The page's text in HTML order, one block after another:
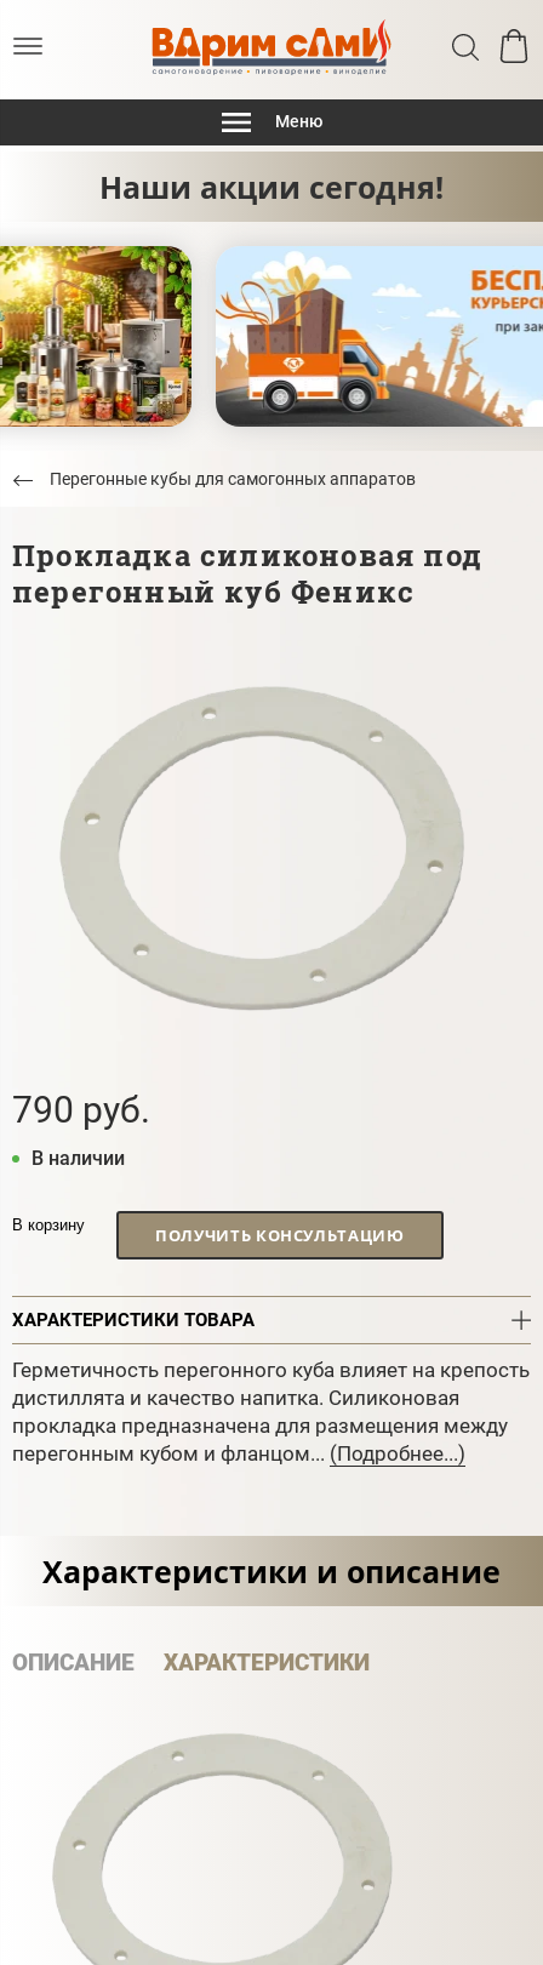
Меню
Наши акции сегодня!
Перегонные кубы для самогонных аппаратов
Прокладка силиконовая под
перегонный куб Феникс
790 руб.
В наличии
В корзину ПОЛУЧИТЬ КОНСУЛЬТАЦИЮ
ХАРАКТЕРИСТИКИ ТОВАРА
Герметичность перегонного куба влияет на крепость
дистиллята и качество напитка. Силиконовая
прокладка предназначена для размещения между
перегонным кубом и фланцом... (Подробнее...)
Характеристики и описание
ОПИСАНИЕ ХАРАКТЕРИСТИКИ